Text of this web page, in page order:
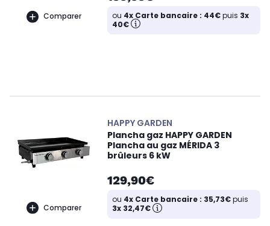
Comparer ou 4x Carte bancaire : 44€puis 3x
40€
Comparer
HAPPY GARDEN
Plancha gaz HAPPY GARDEN
Plancha au gaz MÉRIDA 3
brûleurs 6 kW
129,90€
ou 4x Carte bancaire : 35,73€puis
3x 32,47€